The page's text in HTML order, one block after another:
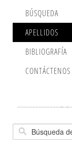
BÚSQUEDA
APELLIDOS
BIBLIOGRAFÍA
CONTÁCTENOS